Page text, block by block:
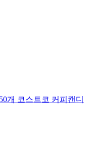
개 코스트코 커피캔디